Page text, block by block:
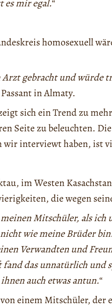
es mir egal.“
homosexuell
gebracht und würde
in Almaty.
sich ein Trend zu
Seite zu beleuchten.
wir interviewt haben, ist
im Westen
die wegen
Mitschüler, als ich
wie meine Brüder
Verwandten und
fand das unnatürlich und
auch etwas antun.“
einem Mitschüler,